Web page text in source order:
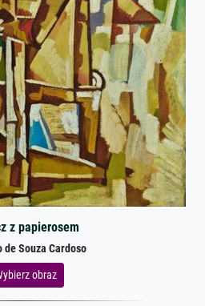
z papierosem
de Souza Cardoso
obraz